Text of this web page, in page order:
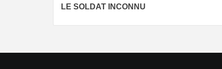
navigation
LE SOLDAT INCONNU